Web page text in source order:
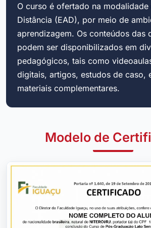
O curso é ofertado na modalidade
Distância (EAD), por meio de
aprendizagem. Os conteúdos das
podem ser disponibilizados em
pedagógicos, tais como
digitais, artigos, estudos de caso,
materiais complementares.
Modelo de